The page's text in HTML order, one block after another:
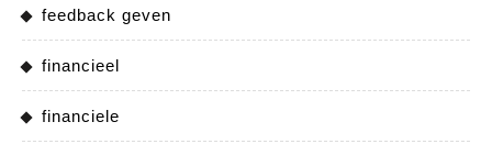
feedback geven
financieel
financiele